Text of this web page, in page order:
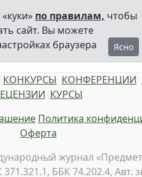
по правилам, чтобы
сайт. Вы можете
браузера
Ясно
КОНКУРСЫ КОНФЕРЕНЦИИ
КУРСЫ
Политика
Оферта
журнал
371.321.1, ББК 74.202.4, Авт.